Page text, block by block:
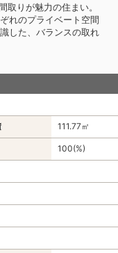
取りが魅力の住まい。
れのプライベート空間
した、バランスの取れ
111.77㎡
100(%)